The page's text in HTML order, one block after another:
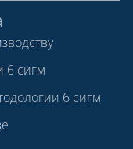
6 сигм
6 сигм